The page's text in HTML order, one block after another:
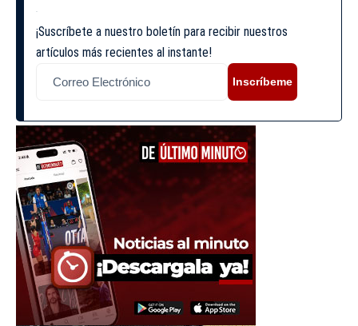
¡Suscríbete a nuestro boletín para recibir nuestros
artículos más recientes al instante!
Inscríbeme